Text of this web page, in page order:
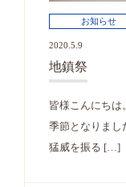
お知らせ
2020.5.9
地鎮祭
皆様こんにちは
季節となりまし
猛威を振る […]